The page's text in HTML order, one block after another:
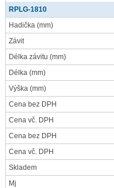
RPLG-1810
Hadička (mm)
Závit
Délka závitu (mm)
Délka (mm)
Výška (mm)
Cena bez DPH
Cena vč. DPH
Cena bez DPH
Cena vč. DPH
Skladem
Mj